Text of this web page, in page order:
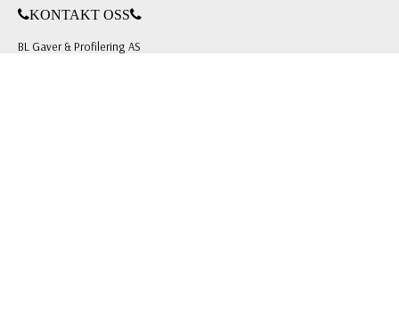
KONTAKT OSS
BL Gaver & Profilering AS